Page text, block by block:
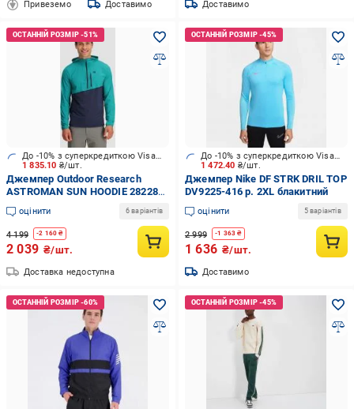
Привеземо Доставимо Доставимо
1 835.10 ₴/шт.
До -10% з суперкредиткою Visa Вигода
Джемпер Outdoor Research
ASTROMAN SUN HOODIE 282282-
2351 р. 3XL зелений
оцінити 6 варіантів
4 199 -2 160 ₴
2 039 ₴/шт.
Доставка недоступна
1 472.40 ₴/шт.
До -10% з суперкредиткою Visa Вигода
Джемпер Nike DF STRK DRIL TOP
DV9225-416 р. 2XL блакитний
оцінити 5 варіантів
2 999 -1 363 ₴
1 636 ₴/шт.
Доставимо